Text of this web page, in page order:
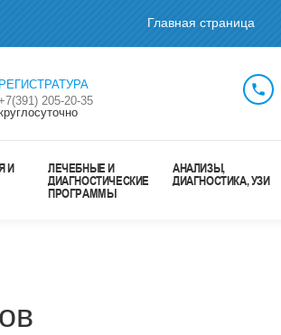
Главная страница
РЕГИСТРАТУРА
205-20-35
И ЛЕЧЕБНЫЕ И
ДИАГНОСТИЧЕСКИЕ
ПРОГРАММЫ
АНАЛИЗЫ,
ДИАГНОСТИКА, УЗИ